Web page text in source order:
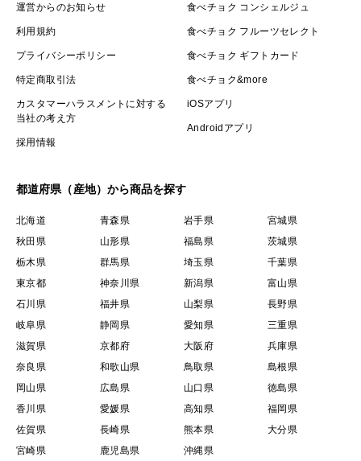
運営からのお知らせ
利用規約
プライバシーポリシー
特定商取引法
カスタマーハラスメントに対する
当社の考え方
採用情報
食べチョク コンシェルジュ
食べチョク フルーツセレクト
食べチョク ギフトカード
食べチョク&more
iOSアプリ
Androidアプリ
都道府県（産地）から商品を探す
北海道 青森県 岩手県
宮城県
秋田県
山形県 福島県
茨城県
栃木県
群馬県 埼玉県
千葉県
東京都
神奈川県 新潟県
富山県
石川県
福井県 山梨県
長野県
岐阜県
静岡県 愛知県
三重県
滋賀県
京都府 大阪府
兵庫県
奈良県
和歌山県 鳥取県
島根県
岡山県
広島県 山口県
徳島県
香川県
愛媛県 高知県
福岡県
佐賀県
長崎県 熊本県
大分県
宮崎県
鹿児島県 沖縄県